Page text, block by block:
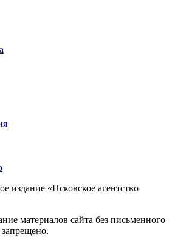
издание «Псковское агентство
материалов сайта без письменного
запрещено.